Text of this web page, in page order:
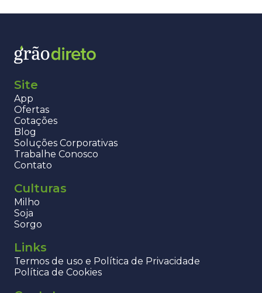
Site
App
Ofertas
Cotações
Blog
Soluções Corporativas
Trabalhe Conosco
Contato
Culturas
Milho
Soja
Sorgo
Links
Termos de uso e Política de Privacidade
Política de Cookies